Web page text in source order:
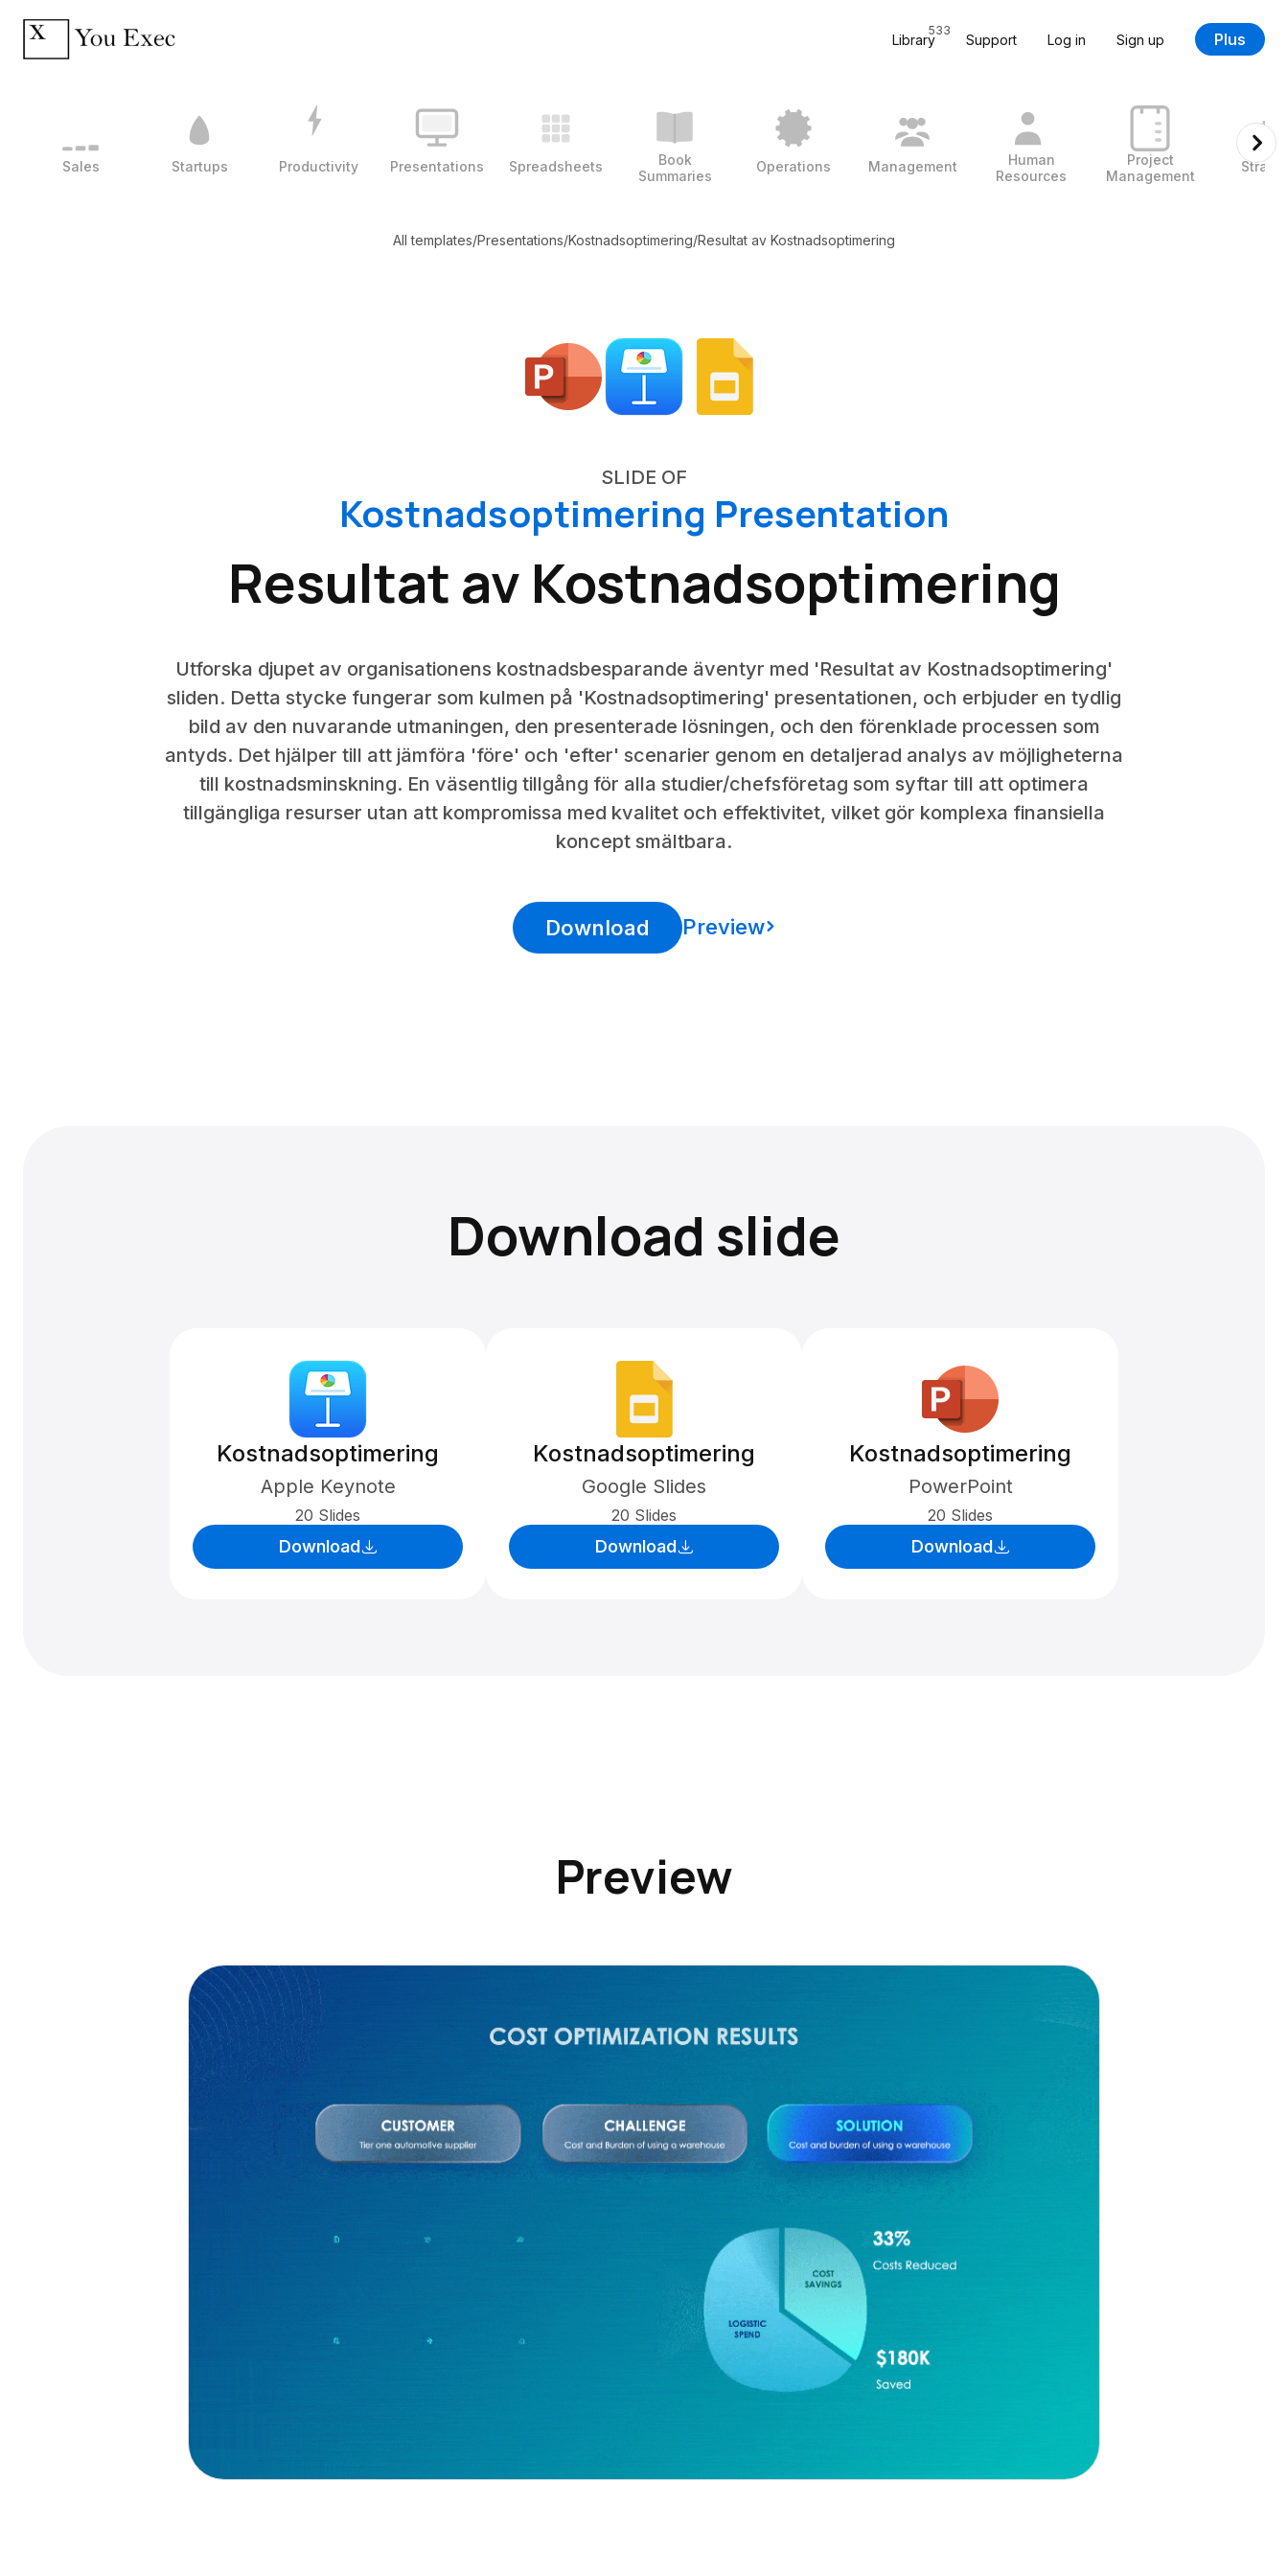
Library
533
Support Log in Sign up Plus
Sales Startups Productivity Presentations Spreadsheets
Book
Summaries
Operations Management
Human
Resources
Project
Management
All templates/Presentations/Kostnadsoptimering/Resultat av Kostnadsoptimering
SLIDE OF
Kostnadsoptimering Presentation
Resultat av Kostnadsoptimering
Utforska djupet av organisationens kostnadsbesparande äventyr med 'Resultat av Kostnadsoptimering'
sliden. Detta stycke fungerar som kulmen på 'Kostnadsoptimering' presentationen, och erbjuder en tydlig
bild av den nuvarande utmaningen, den presenterade lösningen, och den förenklade processen som
antyds. Det hjälper till att jämföra 'före' och 'efter' scenarier genom en detaljerad analys av möjligheterna
till kostnadsminskning. En väsentlig tillgång för alla studier/chefsföretag som syftar till att optimera
tillgängliga resurser utan att kompromissa med kvalitet och effektivitet, vilket gör komplexa finansiella
koncept smältbara.
Download Preview
Download slide
Kostnadsoptimering
Apple Keynote
20 Slides
Download
Kostnadsoptimering
Google Slides
20 Slides
Download
Kostnadsoptimering
PowerPoint
20 Slides
Download
Preview